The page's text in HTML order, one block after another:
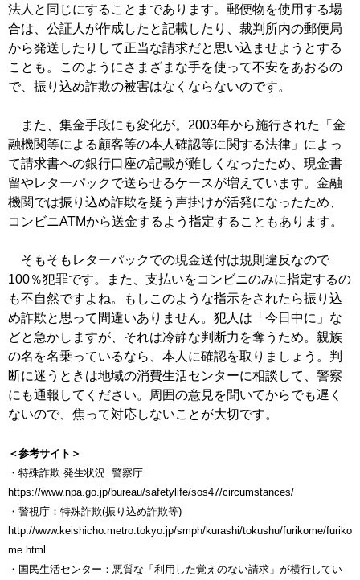
法人と同じにすることまであります。郵便物を使用する場
合は、公証人が作成したと記載したり、裁判所内の郵便局
から発送したりして正当な請求だと思い込ませようとする
ことも。このようにさまざまな手を使って不安をあおるの
で、振り込め詐欺の被害はなくならないのです。
また、集金手段にも変化が。2003年から施行された「金
融機関等による顧客等の本人確認等に関する法律」によっ
て請求書への銀行口座の記載が難しくなったため、現金書
留やレターパックで送らせるケースが増えています。金融
機関では振り込め詐欺を疑う声掛けが活発になったため、
コンビニATMから送金するよう指定することもあります。
そもそもレターパックでの現金送付は規則違反なので
100％犯罪です。また、支払いをコンビニのみに指定するの
も不自然ですよね。もしこのような指示をされたら振り込
め詐欺と思って間違いありません。犯人は「今日中に」な
どと急かしますが、それは冷静な判断力を奪うため。親族
の名を名乗っているなら、本人に確認を取りましょう。判
断に迷うときは地域の消費生活センターに相談して、警察
にも通報してください。周囲の意見を聞いてからでも遅く
ないので、焦って対応しないことが大切です。
＜参考サイト＞
・特殊詐欺 発生状況│警察庁
https://www.npa.go.jp/bureau/safetylife/sos47/circumstances/
・警視庁：特殊詐欺(振り込め詐欺等)
http://www.keishicho.metro.tokyo.jp/smph/kurashi/tokushu/furikome/furiko
me.html
・国民生活センター：悪質な「利用した覚えのない請求」が横行してい